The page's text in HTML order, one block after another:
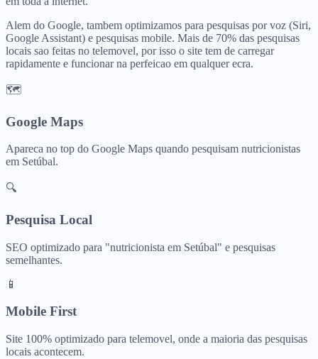
Alem do Google, tambem optimizamos para pesquisas por voz (Siri,
Google Assistant) e pesquisas mobile. Mais de 70% das pesquisas
locais sao feitas no telemovel, por isso o site tem de carregar
rapidamente e funcionar na perfeicao em qualquer ecra.
🗺️
Google Maps
Apareca no top do Google Maps quando pesquisam nutricionistas
em Setúbal.
🔍
Pesquisa Local
SEO optimizado para "nutricionista em Setúbal" e pesquisas
semelhantes.
📱
Mobile First
Site 100% optimizado para telemovel, onde a maioria das pesquisas
locais acontecem.